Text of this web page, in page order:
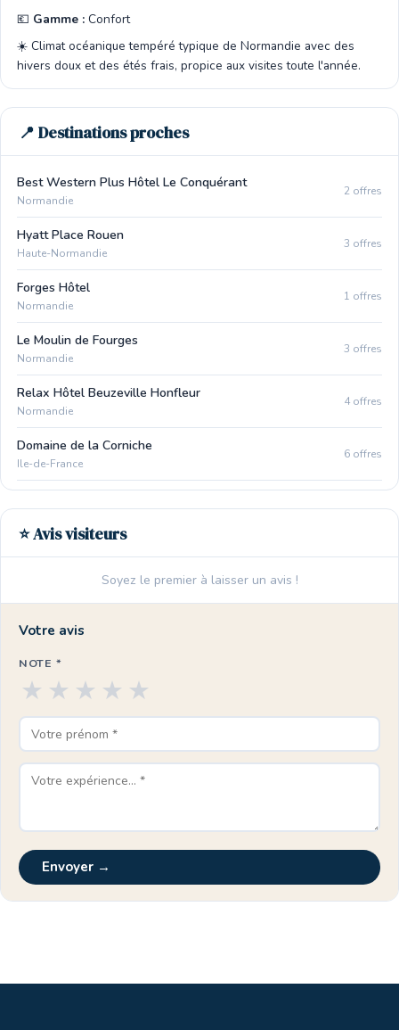
💶 Gamme : Confort
☀️ Climat océanique tempéré typique de Normandie avec des
hivers doux et des étés frais, propice aux visites toute l'année.
📍 Destinations proches
Best Western Plus Hôtel Le Conquérant
Normandie
2 offres
Hyatt Place Rouen
Haute-Normandie
3 offres
Forges Hôtel
Normandie
1 offres
Le Moulin de Fourges
Normandie
3 offres
Relax Hôtel Beuzeville Honfleur
Normandie
4 offres
Domaine de la Corniche
Ile-de-France
6 offres
⭐ Avis visiteurs
Soyez le premier à laisser un avis !
Votre avis
NOTE *
★
★
★
★
★
Envoyer →